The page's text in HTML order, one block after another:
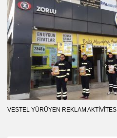
VESTEL YÜRÜYEN REKLAM AKTIVITESI